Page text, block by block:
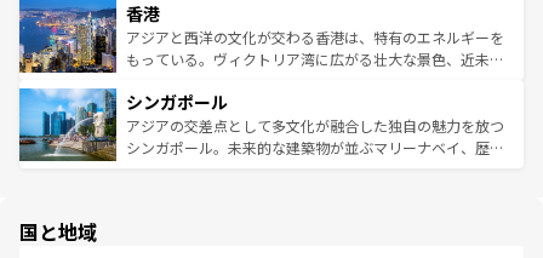
とつ。フォーやバインミー、ベトナムコーヒーなどは、ぜ
ひ現地で味わいたい。どの地域を訪れてもあたたかい人々
が旅行者を迎えてくれるので、きっと忘れられない旅にな
参照してほしい。
の活気が交差している。北部ではチェンマイなどの山岳地
帯で自然と触れ合い、南部ではプーケットやクラビの美し
いビーチでリゾート気分を楽しむことができる。タイ料理
激する。気候は一年中温暖で、どの季節にも異なる楽しみ
が待っている。親しみやすいタイの人々、仏教を中心とし
た文化、そして多様な観光資源が、訪れる旅人を魅了し続
香港
アジアと西洋の文化が交わる香港は、特有のエネルギーを
もっている。ヴィクトリア湾に広がる壮大な景色、近未来
み、どこを訪れても感動するはず。観光スポットが密集し
ており、効率よく見どころを回れるのも魅力。息をのむよ
うな絶景から文化的な体験まで、香港を存分に楽しみ尽く
シンガポール
アジアの交差点として多文化が融合した独自の魅力を放つ
シンガポール。未来的な建築物が並ぶマリーナベイ、歴史
国と地域